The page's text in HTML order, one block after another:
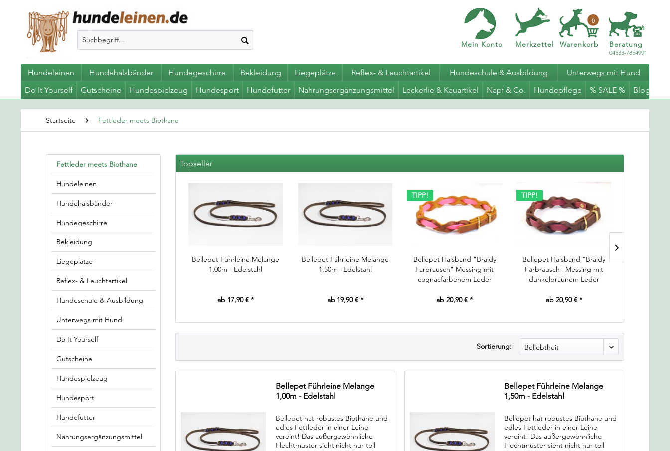
Mein Konto Merkzettel Warenkorb
0
Beratung
04533-7854991
Hundeleinen Hundehalsbänder Hundegeschirre Bekleidung Liegeplätze Reflex- & Leuchtartikel Hundeschule & Ausbildung
Unterwegs mit Hund
Do It Yourself
Gutscheine Hundespielzeug Hundesport Hundefutter Nahrungsergänzungsmittel Leckerlie & Kauartikel Napf & Co. Hundepflege % SALE % Blog
Startseite Fettleder meets Biothane
Fettleder meets Biothane
Hundeleinen
Hundehalsbänder
Hundegeschirre
Bekleidung
Liegeplätze
Reflex- & Leuchtartikel
Hundeschule & Ausbildung
Unterwegs mit Hund
Do It Yourself
Gutscheine
Hundespielzeug
Hundesport
Hundefutter
Nahrungsergänzungsmittel
Topseller
Bellepet Führleine Melange
1,00m - Edelstahl
ab 17,90 € *
Bellepet Führleine Melange
1,50m - Edelstahl
ab 19,90 € *
TIPP!
Bellepet Halsband "Braidy
Farbrausch" Messing mit
cognacfarbenem Leder
ab 20,90 € *
TIPP!
Bellepet Halsband "Braidy
Farbrausch" Messing mit
dunkelbraunem Leder
ab 20,90 € *
Sortierung:
Bellepet Führleine Melange
1,00m - Edelstahl
Bellepet hat robustes Biothane und
edles Fettleder in einer Leine
vereint! Das außergewöhnliche
Flechtmuster sieht nicht nur toll
Bellepet Führleine Melange
1,50m - Edelstahl
Bellepet hat robustes Biothane und
edles Fettleder in einer Leine
vereint! Das außergewöhnliche
Flechtmuster sieht nicht nur toll